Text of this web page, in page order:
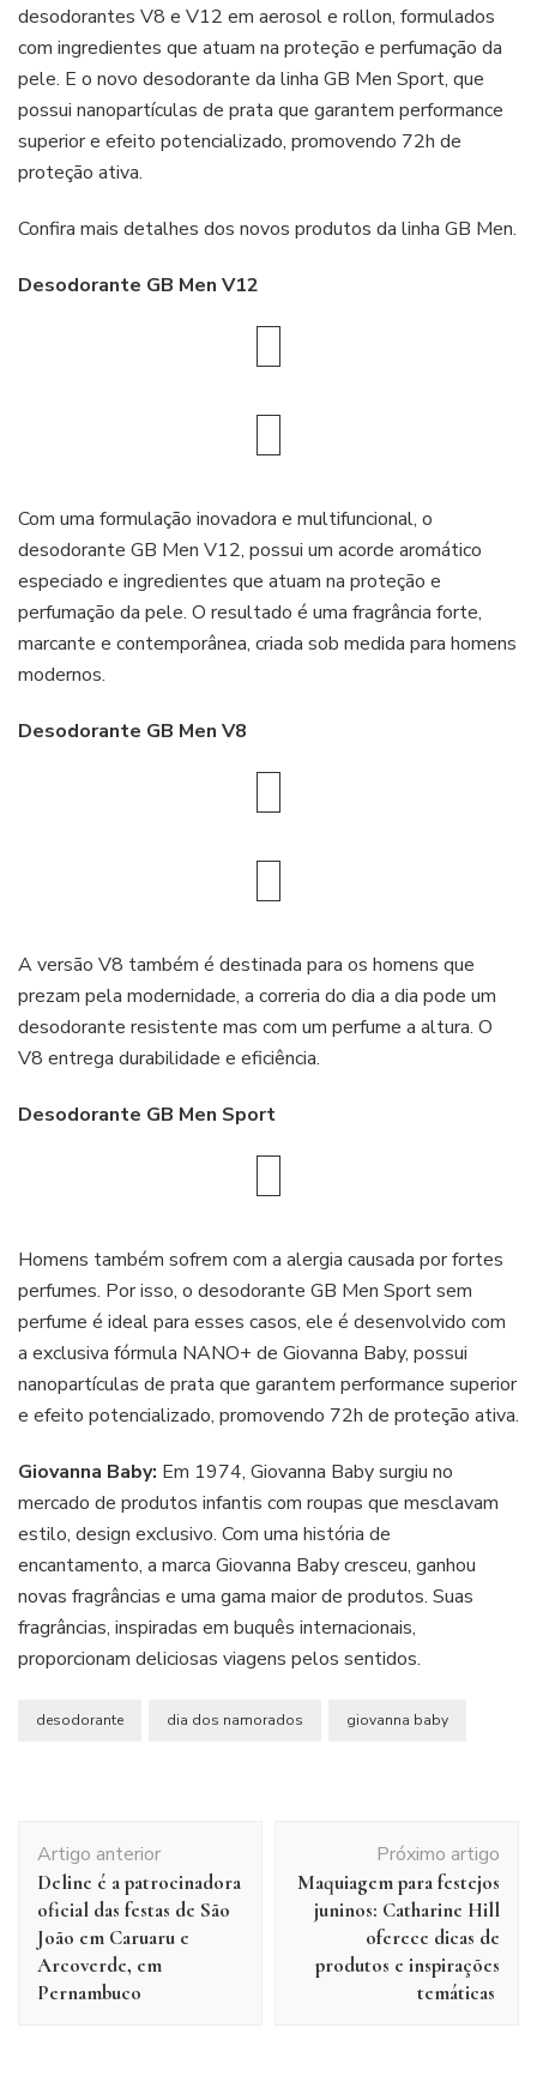
desodorantes V8 e V12 em aerosol e rollon, formulados
com ingredientes que atuam na proteção e perfumação da
pele. E o novo desodorante da linha GB Men Sport, que
possui nanopartículas de prata que garantem performance
superior e efeito potencializado, promovendo 72h de
proteção ativa.
Confira mais detalhes dos novos produtos da linha GB Men.
Desodorante GB Men V12
Com uma formulação inovadora e multifuncional, o
desodorante GB Men V12, possui um acorde aromático
especiado e ingredientes que atuam na proteção e
perfumação da pele. O resultado é uma fragrância forte,
marcante e contemporânea, criada sob medida para homens
modernos.
Desodorante GB Men V8
A versão V8 também é destinada para os homens que
prezam pela modernidade, a correria do dia a dia pode um
desodorante resistente mas com um perfume a altura. O
V8 entrega durabilidade e eficiência.
Desodorante GB Men Sport
Homens também sofrem com a alergia causada por fortes
perfumes. Por isso, o desodorante GB Men Sport sem
perfume é ideal para esses casos, ele é desenvolvido com
a exclusiva fórmula NANO+ de Giovanna Baby, possui
nanopartículas de prata que garantem performance superior
e efeito potencializado, promovendo 72h de proteção ativa.
Giovanna Baby: Em 1974, Giovanna Baby surgiu no
mercado de produtos infantis com roupas que mesclavam
estilo, design exclusivo. Com uma história de
encantamento, a marca Giovanna Baby cresceu, ganhou
novas fragrâncias e uma gama maior de produtos. Suas
fragrâncias, inspiradas em buquês internacionais,
proporcionam deliciosas viagens pelos sentidos.
desodorante dia dos namorados giovanna baby
de
post
Artigo anterior
Deline é a patrocinadora
oficial das festas de São
João em Caruaru e
Arcoverde, em
Pernambuco
Próximo artigo
Maquiagem para festejos
juninos: Catharine Hill
oferece dicas de
produtos e inspirações
temáticas